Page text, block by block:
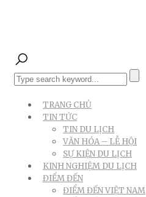
TRANG CHỦ
TIN TỨC
TIN DU LỊCH
VĂN HÓA – LỄ HỘI
SỰ KIỆN DU LỊCH
KINH NGHIỆM DU LỊCH
ĐIỂM ĐẾN
ĐIỂM ĐẾN VIỆT NAM